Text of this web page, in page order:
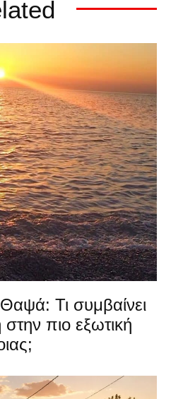
Τι συμβαίνει
πιο εξωτική